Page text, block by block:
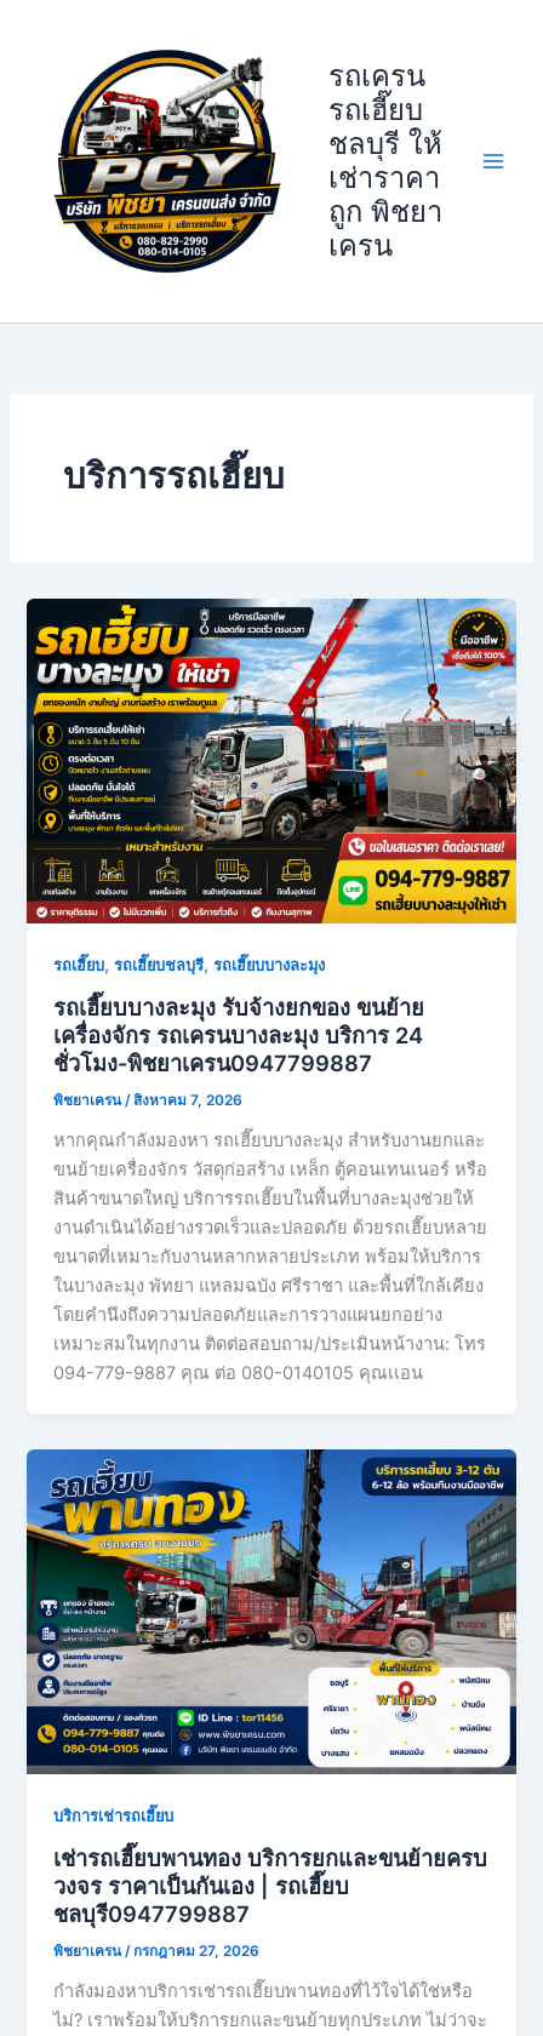
รถเครน
รถเฮี๊ยบ
ชลบุรี ให้
เช่าราคา
ถูก พิชยา
เครน
บริการรถเฮี๊ยบ
รถเฮี๊ยบ,รถเฮี๊ยบชลบุรี,รถเฮี๊ยบบางละมุง
รถเฮี๊ยบบางละมุง รับจ้างยกของ ขนย้าย
เครื่องจักร รถเครนบางละมุง บริการ 24
ชั่วโมง-พิชยาเครน0947799887
พิชยาเครน /สิงหาคม 7, 2026
หากคุณกำลังมองหา รถเฮี๊ยบบางละมุง สำหรับงานยกและ
ขนย้ายเครื่องจักร วัสดุก่อสร้าง เหล็ก ตู้คอนเทนเนอร์ หรือ
สินค้าขนาดใหญ่ บริการรถเฮี๊ยบในพื้นที่บางละมุงช่วยให้
งานดำเนินได้อย่างรวดเร็วและปลอดภัย ด้วยรถเฮี๊ยบหลาย
ขนาดที่เหมาะกับงานหลากหลายประเภท พร้อมให้บริการ
ในบางละมุง พัทยา แหลมฉบัง ศรีราชา และพื้นที่ใกล้เคียง
โดยคำนึงถึงความปลอดภัยและการวางแผนยกอย่าง
เหมาะสมในทุกงาน ติดต่อสอบถาม/ประเมินหน้างาน: โทร
094-779-9887 คุณ ต่อ 080-0140105 คุณเเอน
บริการเช่ารถเฮี๊ยบ
เช่ารถเฮี๊ยบพานทอง บริการยกและขนย้ายครบ
วงจร ราคาเป็นกันเอง | รถเฮี๊ยบ
ชลบุรี0947799887
พิชยาเครน/กรกฎาคม 27, 2026
กำลังมองหาบริการเช่ารถเฮี๊ยบพานทองที่ไว้ใจได้ใช่หรือ
ไม่? เราพร้อมให้บริการยกและขนย้ายทุกประเภท ไม่ว่าจะ